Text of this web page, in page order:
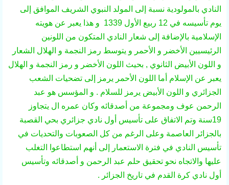
النادي بالمولودية نسبة إلى المولد النبوي الشريف الموافق إلى
يوم تأسيسه في 12 ربيع الأول 1339 و هذا يعبر عن هويته
الإسلامية بالإضافة إلى شعار النادي المتكون من اللونين
الرئيسيين الأخضر و الأحمر و يتوسط رمز النجمة و الهلال الشعار
و اللون الأبيض الثانوي , بحيث اللون الأخضر و رمز النجمة و الهلال
يعبر عن الإسلام أما اللون الأحمر يرمز إلى تضحيات الشعب
الجزائري و اللون الأبيض يرمز للسلام . و المؤسس هو عبد
الرحمن عوف ومجموعة من أصدقائه وكان عمره ال يتجاوز
19سنة وتم الاتفاق على تأسيس أول نادي جزائري بحي القصبة
بالجزائر العاصمة وعلى الرغم من كل الصعوبات والتحديات في
تأسيس النادي في فترة الاستعمار إلى أنهم استطاعوا التغلب
عليها والاتجاه نحو تحقيق حلم عبد الرحمن و أصدقائه وتأسيس
أول نادي كرة القدم في تاريخ الجزائر .